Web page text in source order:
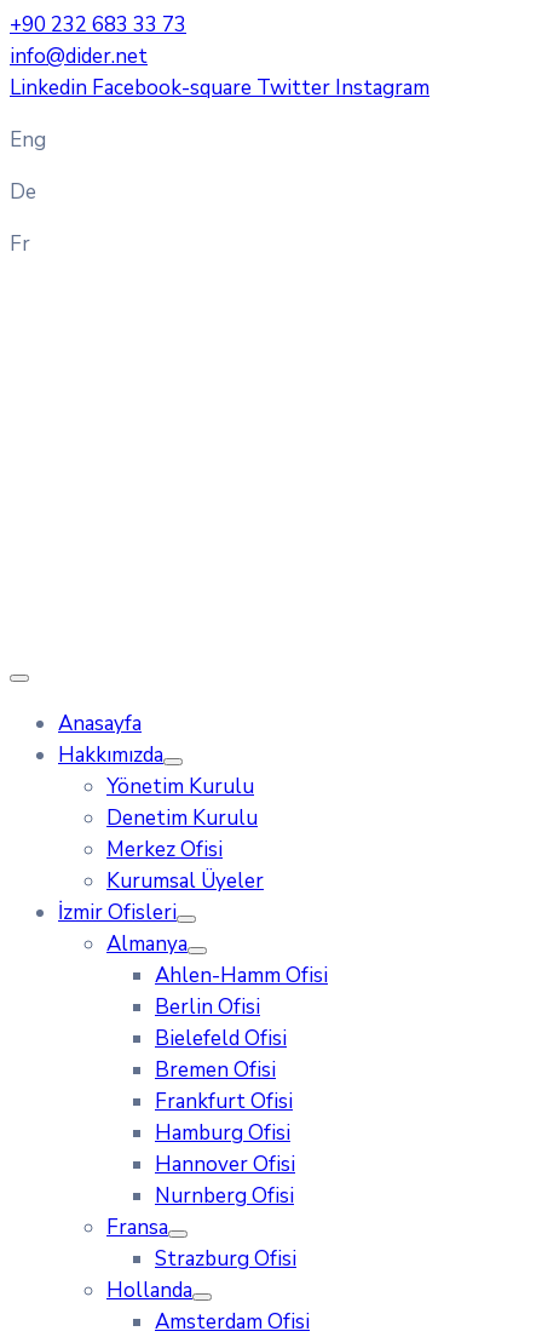
+90 232 683 33 73
info@dider.net
Linkedin Facebook-square Twitter Instagram
Eng
De
Fr
Anasayfa
Hakkımızda
Yönetim Kurulu
Denetim Kurulu
Merkez Ofisi
Kurumsal Üyeler
İzmir Ofisleri
Almanya
Ahlen-Hamm Ofisi
Berlin Ofisi
Bielefeld Ofisi
Bremen Ofisi
Frankfurt Ofisi
Hamburg Ofisi
Hannover Ofisi
Nurnberg Ofisi
Fransa
Strazburg Ofisi
Hollanda
Amsterdam Ofisi